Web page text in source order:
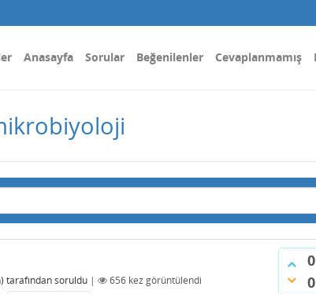
Anasayfa Sorular Beğenilenler Cevaplanmamış
0
0
tarafındansoruldu | 656 kez görüntülendi